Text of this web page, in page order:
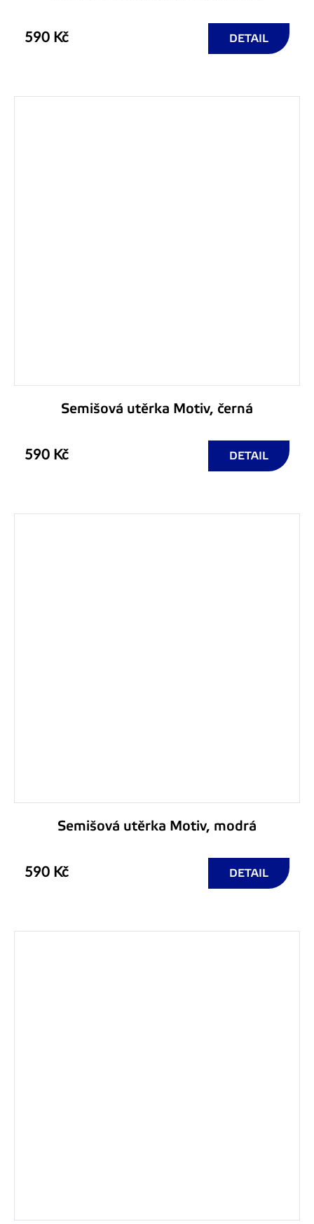
590 Kč DETAIL
Semišová utěrka Motiv, černá
590 Kč DETAIL
Semišová utěrka Motiv, modrá
590 Kč DETAIL